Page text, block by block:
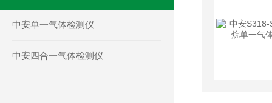
中安单一气体检测仪
中安四合一气体检测仪